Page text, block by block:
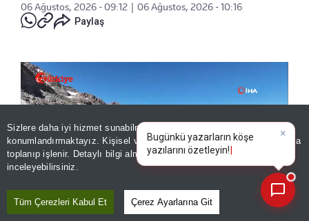
Sizlere daha iyi hizmet sunabilmek adına sitemizde
konumlandırmaktayız. Kişisel verileriniz, KVKK ve GDPR kapsamında
toplanıp işlenir. Detaylı bilgi almak içinAydınlatma Metnimizi
inceleyebilirsiniz.
Tüm Çerezleri Kabul Et Çerez Ayarlarına Git
06 Ağustos, 2026 - 09:12 | 06 Ağustos, 2026 - 10:16
Paylaş
×
Bugünkü yazarların köşe
yazıların